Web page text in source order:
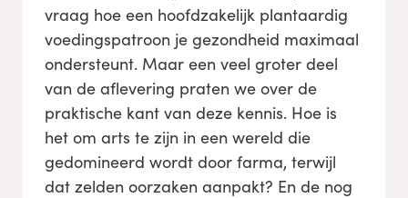
vraag hoe een hoofdzakelijk plantaardig
voedingspatroon je gezondheid maximaal
ondersteunt. Maar een veel groter deel
van de aflevering praten we over de
praktische kant van deze kennis. Hoe is
het om arts te zijn in een wereld die
gedomineerd wordt door farma, terwijl
dat zelden oorzaken aanpakt? En de nog